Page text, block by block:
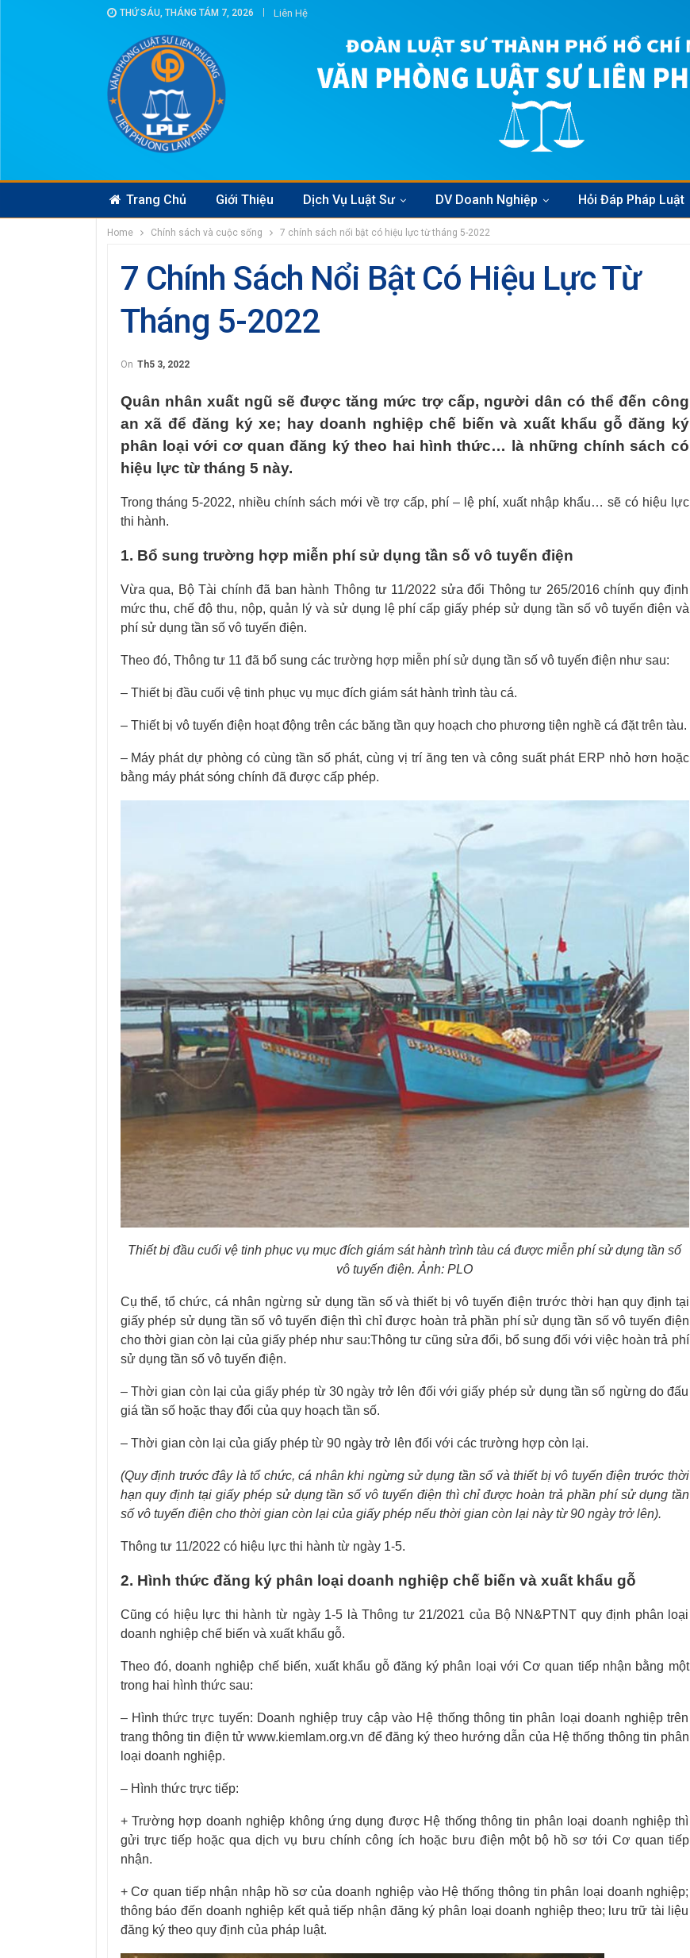
THỨ SÁU, THÁNG TÁM 7, 2026 Liên Hệ
Trang Chủ Giới Thiệu Dịch Vụ Luật Sư DV Doanh Nghiệp Hỏi Đáp Pháp Luật
Home Chính sách và cuộc sống 7 chính sách nổi bật có hiệu lực từ tháng 5-2022
7 Chính Sách Nổi Bật Có Hiệu Lực Từ
Tháng 5-2022
On Th5 3, 2022
Quân nhân xuất ngũ sẽ được tăng mức trợ cấp, người dân có thể đến công
an xã để đăng ký xe; hay doanh nghiệp chế biến và xuất khẩu gỗ đăng ký
phân loại với cơ quan đăng ký theo hai hình thức… là những chính sách có
hiệu lực từ tháng 5 này.
Trong tháng 5-2022, nhiều chính sách mới về trợ cấp, phí – lệ phí, xuất nhập khẩu… sẽ có hiệu lực
thi hành.
1. Bổ sung trường hợp miễn phí sử dụng tần số vô tuyến điện
Vừa qua, Bộ Tài chính đã ban hành Thông tư 11/2022 sửa đổi Thông tư 265/2016 chính quy định
mức thu, chế độ thu, nộp, quản lý và sử dụng lệ phí cấp giấy phép sử dụng tần số vô tuyến điện và
phí sử dụng tần số vô tuyến điện.
Theo đó, Thông tư 11 đã bổ sung các trường hợp miễn phí sử dụng tần số vô tuyến điện như sau:
– Thiết bị đầu cuối vệ tinh phục vụ mục đích giám sát hành trình tàu cá.
– Thiết bị vô tuyến điện hoạt động trên các băng tần quy hoạch cho phương tiện nghề cá đặt trên tàu.
– Máy phát dự phòng có cùng tần số phát, cùng vị trí ăng ten và công suất phát ERP nhỏ hơn hoặc
bằng máy phát sóng chính đã được cấp phép.
Thiết bị đầu cuối vệ tinh phục vụ mục đích giám sát hành trình tàu cá được miễn phí sử dụng tần số
vô tuyến điện. Ảnh: PLO
Cụ thể, tổ chức, cá nhân ngừng sử dụng tần số và thiết bị vô tuyến điện trước thời hạn quy định tại
giấy phép sử dụng tần số vô tuyến điện thì chỉ được hoàn trả phần phí sử dụng tần số vô tuyến điện
cho thời gian còn lại của giấy phép như sau:Thông tư cũng sửa đổi, bổ sung đối với việc hoàn trả phí
sử dụng tần số vô tuyến điện.
– Thời gian còn lại của giấy phép từ 30 ngày trở lên đối với giấy phép sử dụng tần số ngừng do đấu
giá tần số hoặc thay đổi của quy hoạch tần số.
– Thời gian còn lại của giấy phép từ 90 ngày trở lên đối với các trường hợp còn lại.
(Quy định trước đây là tổ chức, cá nhân khi ngừng sử dụng tần số và thiết bị vô tuyến điện trước thời
hạn quy định tại giấy phép sử dụng tần số vô tuyến điện thì chỉ được hoàn trả phần phí sử dụng tần
số vô tuyến điện cho thời gian còn lại của giấy phép nếu thời gian còn lại này từ 90 ngày trở lên).
Thông tư 11/2022 có hiệu lực thi hành từ ngày 1-5.
2. Hình thức đăng ký phân loại doanh nghiệp chế biến và xuất khẩu gỗ
Cũng có hiệu lực thi hành từ ngày 1-5 là Thông tư 21/2021 của Bộ NN&PTNT quy định phân loại
doanh nghiệp chế biến và xuất khẩu gỗ.
Theo đó, doanh nghiệp chế biến, xuất khẩu gỗ đăng ký phân loại với Cơ quan tiếp nhận bằng một
trong hai hình thức sau:
– Hình thức trực tuyến: Doanh nghiệp truy cập vào Hệ thống thông tin phân loại doanh nghiệp trên
trang thông tin điện tử www.kiemlam.org.vn để đăng ký theo hướng dẫn của Hệ thống thông tin phân
loại doanh nghiệp.
– Hình thức trực tiếp:
+ Trường hợp doanh nghiệp không ứng dụng được Hệ thống thông tin phân loại doanh nghiệp thì
gửi trực tiếp hoặc qua dịch vụ bưu chính công ích hoặc bưu điện một bộ hồ sơ tới Cơ quan tiếp
nhận.
+ Cơ quan tiếp nhận nhập hồ sơ của doanh nghiệp vào Hệ thống thông tin phân loại doanh nghiệp;
thông báo đến doanh nghiệp kết quả tiếp nhận đăng ký phân loại doanh nghiệp theo; lưu trữ tài liệu
đăng ký theo quy định của pháp luật.